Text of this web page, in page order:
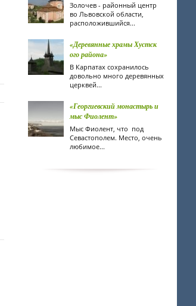
Золочев - районный центр
во Львовской области,
расположившийся...
«Деревянные храмы Хустск
ого района»
В Карпатах сохранилось
довольно много деревянных
церквей...
«Георгиевский монастырь и
мыс Фиолент»
Мыс Фиолент, что под
Севастополем. Место, очень
любимое...